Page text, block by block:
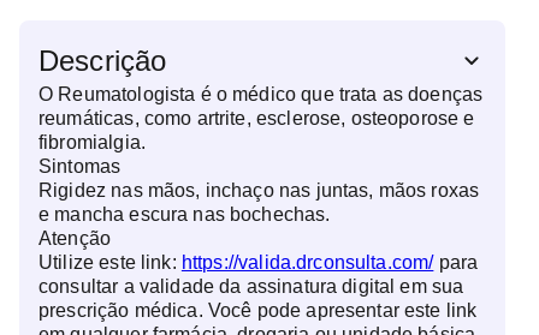
Descrição
O Reumatologista é o médico que trata as doenças
reumáticas, como artrite, esclerose, osteoporose e
fibromialgia.
Sintomas
Rigidez nas mãos, inchaço nas juntas, mãos roxas
e mancha escura nas bochechas.
Atenção
Utilize este link: https://valida.drconsulta.com/para
consultar a validade da assinatura digital em sua
prescrição médica. Você pode apresentar este link